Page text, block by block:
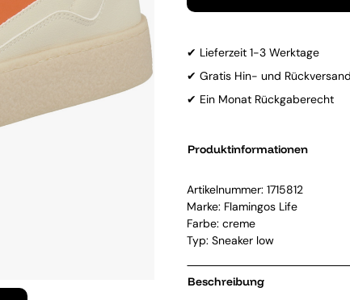
✔ Lieferzeit 1-3 Werktage
✔ Gratis Hin- und
✔ Ein Monat Rückgaberecht
Produktinformationen
Artikelnummer: 1715812
Marke: Flamingos Life
Farbe: creme
Typ: Sneaker low
Beschreibung